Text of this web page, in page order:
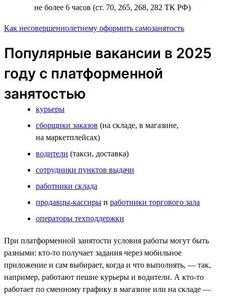
не более 6 часов (ст. 70, 265, 268, 282 ТК РФ)
Как несовершеннолетнему оформить самозанятость
Популярные вакансии в 2025
году с платформенной
занятостью
курьеры
сборщики заказов (на складе, в магазине,
на маркетплейсах)
водители (такси, доставка)
сотрудники пунктов выдачи
работники склада
продавцы-кассиры и работники торгового зала
операторы техподдержки
При платформенной занятости условия работы могут быть
разными: кто-то получает задания через мобильное
приложение и сам выбирает, когда и что выполнять, — так,
например, работают пешие курьеры и водители. А кто-то
работает по сменному графику в магазине или на складе —